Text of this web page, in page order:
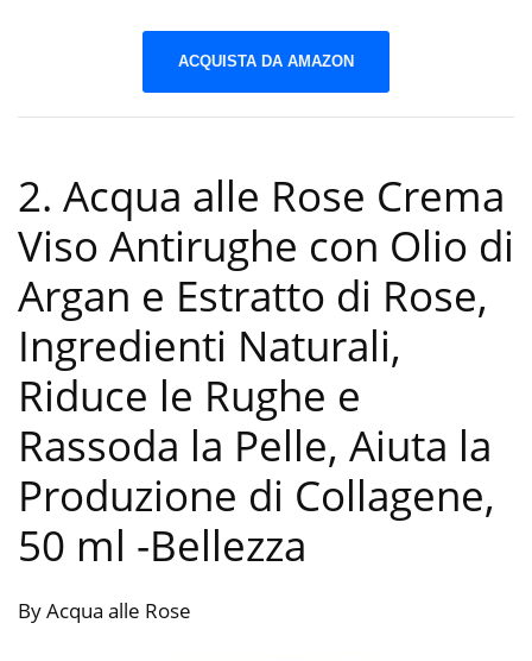
ACQUISTA DA AMAZON
2. Acqua alle Rose Crema
Viso Antirughe con Olio di
Argan e Estratto di Rose,
Ingredienti Naturali,
Riduce le Rughe e
Rassoda la Pelle, Aiuta la
Produzione di Collagene,
50 ml -Bellezza
By Acqua alle Rose